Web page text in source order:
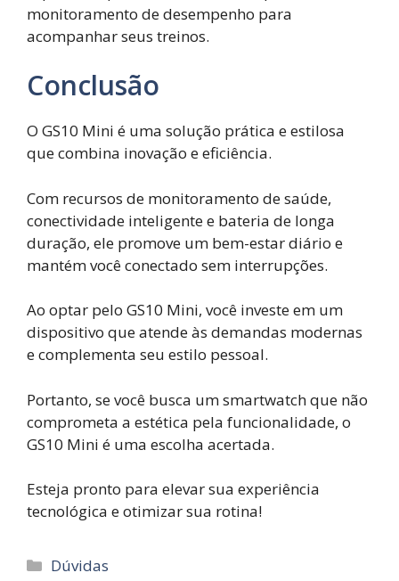
monitoramento de desempenho para
acompanhar seus treinos.
Conclusão
O GS10 Mini é uma solução prática e estilosa
que combina inovação e eficiência.
Com recursos de monitoramento de saúde,
conectividade inteligente e bateria de longa
duração, ele promove um bem-estar diário e
mantém você conectado sem interrupções.
Ao optar pelo GS10 Mini, você investe em um
dispositivo que atende às demandas modernas
e complementa seu estilo pessoal.
Portanto, se você busca um smartwatch que não
comprometa a estética pela funcionalidade, o
GS10 Mini é uma escolha acertada.
Esteja pronto para elevar sua experiência
tecnológica e otimizar sua rotina!
Categorias
Dúvidas